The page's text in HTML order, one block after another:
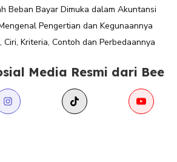
Beban Bayar Dimuka dalam Akuntansi
Pengertian dan Kegunaannya
Kriteria, Contoh dan Perbedaannya
Media Resmi dari Bee